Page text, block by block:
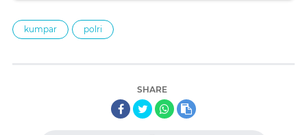
kumpar polri
SHARE